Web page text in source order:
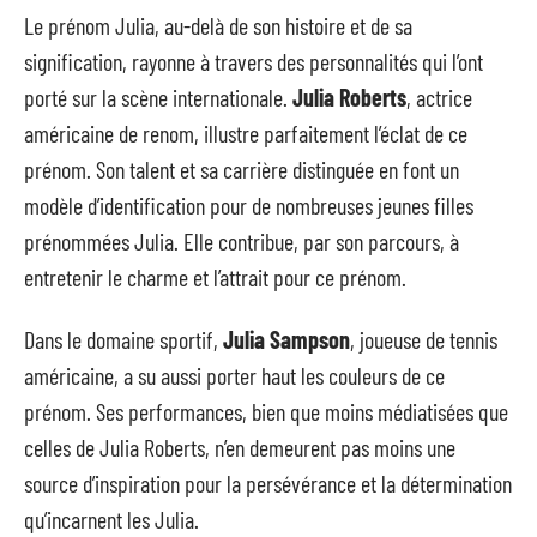
Le prénom Julia, au-delà de son histoire et de sa
signification, rayonne à travers des personnalités qui l’ont
porté sur la scène internationale. Julia Roberts, actrice
américaine de renom, illustre parfaitement l’éclat de ce
prénom. Son talent et sa carrière distinguée en font un
modèle d’identification pour de nombreuses jeunes filles
prénommées Julia. Elle contribue, par son parcours, à
entretenir le charme et l’attrait pour ce prénom.
Dans le domaine sportif, Julia Sampson, joueuse de tennis
américaine, a su aussi porter haut les couleurs de ce
prénom. Ses performances, bien que moins médiatisées que
celles de Julia Roberts, n’en demeurent pas moins une
source d’inspiration pour la persévérance et la détermination
qu’incarnent les Julia.